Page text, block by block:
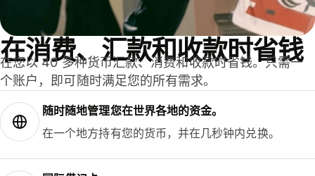
在消费、汇款和收款时省钱
在您以 40 多种货币汇款、消费和收款时省钱。只需一
个账户，即可随时满足您的所有需求。
随时随地管理您在世界各地的资金。
在一个地方持有您的货币，并在几秒钟内兑换。